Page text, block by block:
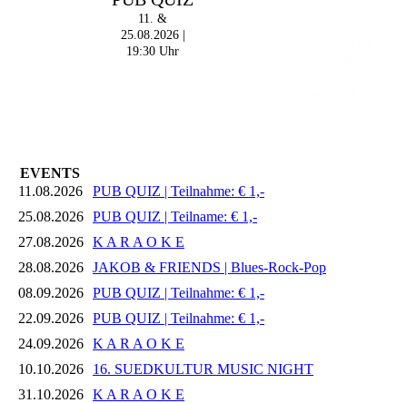
11. &
25.08.2026 |
19:30 Uhr
EVENTS
11.08.2026
PUB QUIZ | Teilnahme: € 1,-
25.08.2026 PUB QUIZ | Teilname: € 1,-
27.08.2026 K A R A O K E
28.08.2026 JAKOB & FRIENDS | Blues-Rock-Pop
08.09.2026 PUB QUIZ | Teilnahme: € 1,-
22.09.2026 PUB QUIZ | Teilnahme: € 1,-
24.09.2026 K A R A O K E
10.10.2026
16. SUEDKULTUR MUSIC NIGHT
31.10.2026 K A R A O K E